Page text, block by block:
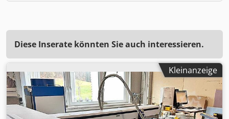
Diese Inserate könnten Sie auch interessieren.
Kleinanzeige